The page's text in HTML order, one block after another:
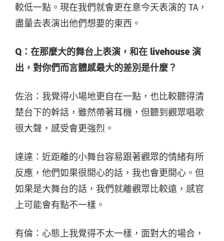
較低一點。現在我們就會更在意今天表演的 TA，
盡量去表演出他們想要的東西。
Q： 在那麼大的舞台上表演，和在 livehouse 演
出，對你們而言體感最大的差別是什麼？
佐治 ：我覺得小場地更自在一點，也比較聽得清
楚台下的幹話，雖然帶著耳機，但聽到觀眾唱歌
很大聲，感受會更強烈。
達達：近距離的小舞台容易跟著觀眾的情緒有所
反應，他們如果很開心的話，我也會更開心。但
如果是大舞台的話， 我們就離觀眾比較遠，感官
上可能會有點不一樣。
有倫：心態上我覺得不太一樣，面對大的場合，